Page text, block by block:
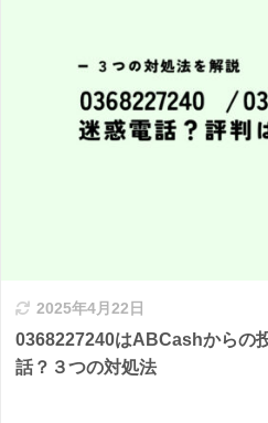
2025年4月22日
0368227240はABCashからの
話？３つの対処法